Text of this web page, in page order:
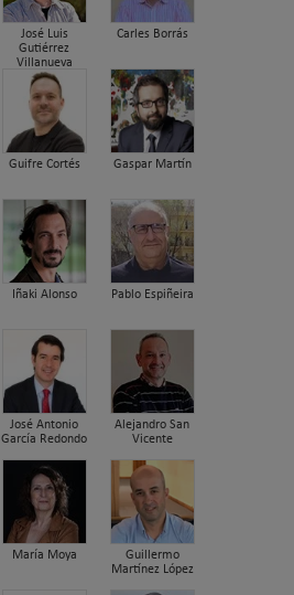
José Luis
Gutiérrez
Villanueva
Carles Borrás
Guifre Cortés Gaspar Martín
Iñaki Alonso Pablo Espiñeira
José Antonio
García Redondo
Alejandro San
Vicente
María Moya
Guillermo
Martínez López